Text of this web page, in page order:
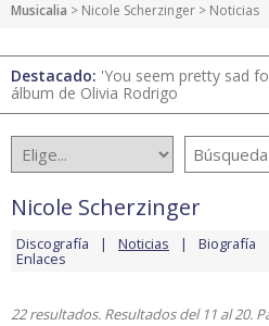
Musicalia > Nicole Scherzinger > Noticias
Destacado: 'You seem pretty sad
álbum de Olivia Rodrigo
Nicole Scherzinger
Discografía Noticias Biografía
Enlaces
22 resultados. Resultados del 11 al 20.